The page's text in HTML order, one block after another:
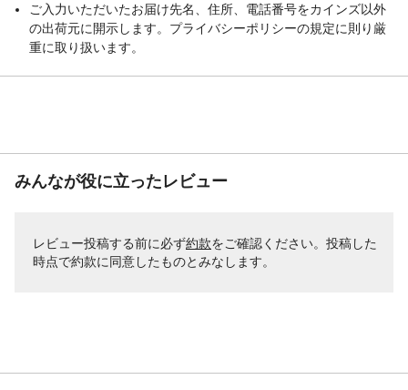
ご入力いただいたお届け先名、住所、電話番号をカインズ以外
の出荷元に開示します。プライバシーポリシーの規定に則り厳
重に取り扱います。
みんなが役に立ったレビュー
レビュー投稿する前に必ず約款をご確認ください。投稿した
時点で約款に同意したものとみなします。